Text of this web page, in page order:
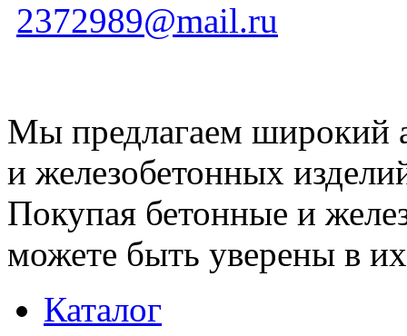
2372989@mail.ru
Мы предлагаем широкий
и железобетонных
Покупая бетонные и
можете быть уверены в их
Каталог